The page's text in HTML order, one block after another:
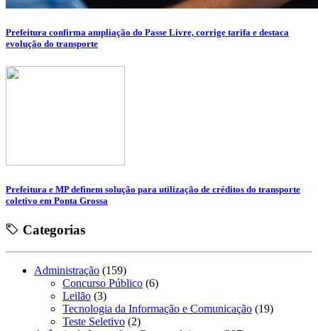
Prefeitura confirma ampliação do Passe Livre, corrige tarifa e destaca
evolução do transporte
Prefeitura e MP definem solução para utilização de créditos do transporte
coletivo em Ponta Grossa
Categorias
Administração (159)
Concurso Público (6)
Leilão (3)
Tecnologia da Informação e Comunicação (19)
Teste Seletivo (2)